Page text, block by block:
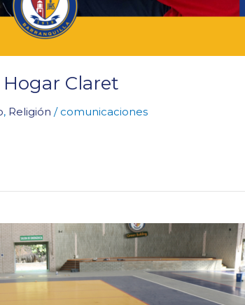
Claret
, Religión / comunicaciones